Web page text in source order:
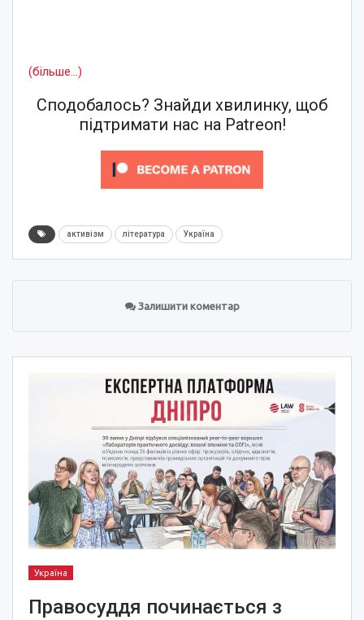
(більше…)
Сподобалось? Знайди хвилинку, щоб
підтримати нас на Patreon!
активізм література Україна
Залишити коментар
Україна
Правосуддя починається з